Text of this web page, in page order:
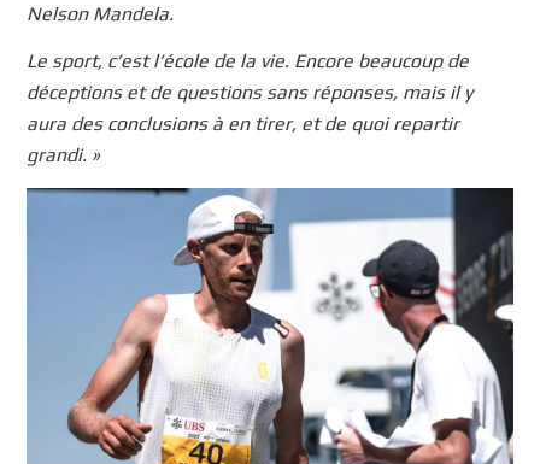
Nelson Mandela.
Le sport, c’est l’école de la vie. Encore beaucoup de
déceptions et de questions sans réponses, mais il y
aura des conclusions à en tirer, et de quoi repartir
grandi. »